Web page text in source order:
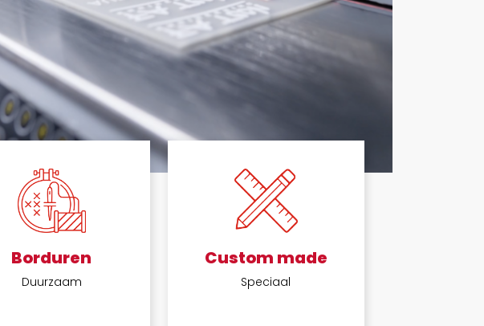
Borduren
Duurzaam
Custom made
Speciaal